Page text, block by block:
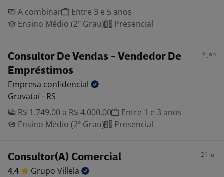
A combinar
Entre 3 e 5 anos
Ensino Médio (2º Grau)
Presencial
Consultor De Vendas - Vendedor De
Empréstimos
6 jan
Empresa confidencial
Gravataí - RS
R$ 1.749,00 a R$ 4.000,00
Entre 1 e 3 anos
Ensino Médio (2º Grau)
Presencial
Consultor(A) Comercial 21 jul
4,4 Grupo Villela